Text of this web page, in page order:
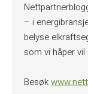
– i
belyse
som vi håper
Besøk